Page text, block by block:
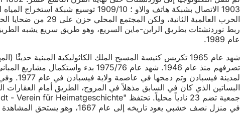
عام 1989.
شهد عام 1965 تكريس كنيسة المسيح الملك الكاثوليكية
البساتين الذي كان في السابق مذهلاً في المروج، الطريق أمام العقارات
في منزل نصف خشبي يعود تاريخه إلى عام 1667، وهو يستحق المشاهدة والحب ويعرض التاريخ والثقافة والحياة اليومية لحياة القرية السابقة. يقع مكتب التسجيل في الطابق العلوي.